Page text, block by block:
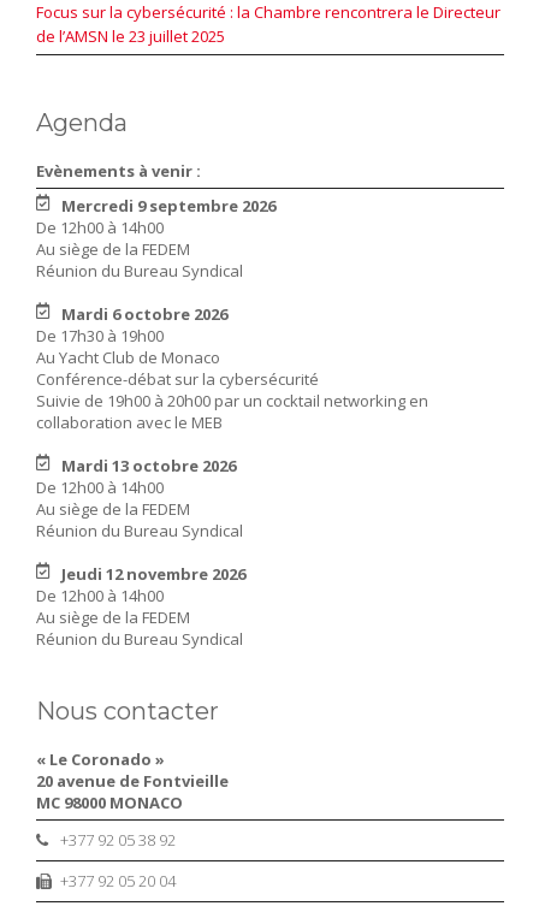
Focus sur la cybersécurité : la Chambre rencontrera le Directeur
de l’AMSN le 23 juillet 2025
Agenda
Evènements à venir :
Mercredi 9 septembre 2026
De 12h00 à 14h00
Au siège de la FEDEM
Réunion du Bureau Syndical
Mardi 6 octobre 2026
De 17h30 à 19h00
Au Yacht Club de Monaco
Conférence-débat sur la cybersécurité
Suivie de 19h00 à 20h00 par un cocktail networking en
collaboration avec le MEB
Mardi 13 octobre 2026
De 12h00 à 14h00
Au siège de la FEDEM
Réunion du Bureau Syndical
Jeudi 12 novembre 2026
De 12h00 à 14h00
Au siège de la FEDEM
Réunion du Bureau Syndical
Nous contacter
« Le Coronado »
20 avenue de Fontvieille
MC 98000 MONACO
+377 92 05 38 92
+377 92 05 20 04